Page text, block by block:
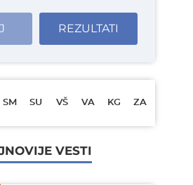
REZULTATI
SM SU VŠ VA KG ZA
VESTI